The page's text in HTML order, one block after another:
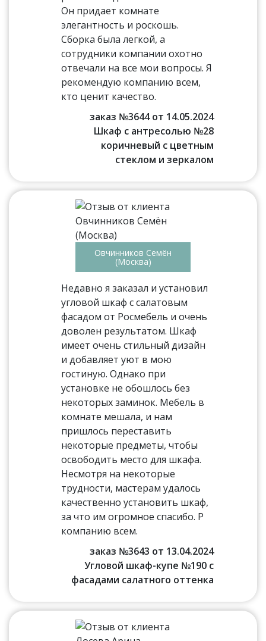
Он придает комнате
элегантность и роскошь.
Сборка была легкой, а
сотрудники компании охотно
отвечали на все мои вопросы. Я
рекомендую компанию всем,
кто ценит качество.
заказ №3644 от 14.05.2024
Шкаф с антресолью №28
коричневый с цветным
стеклом и зеркалом
Овчинников Семён
(Москва)
Недавно я заказал и установил
угловой шкаф с салатовым
фасадом от Росмебель и очень
доволен результатом. Шкаф
имеет очень стильный дизайн
и добавляет уют в мою
гостиную. Однако при
установке не обошлось без
некоторых заминок. Мебель в
комнате мешала, и нам
пришлось переставить
некоторые предметы, чтобы
освободить место для шкафа.
Несмотря на некоторые
трудности, мастерам удалось
качественно установить шкаф,
за что им огромное спасибо. Р
компанию всем.
заказ №3643 от 13.04.2024
Угловой шкаф-купе №190 с
фасадами салатного оттенка